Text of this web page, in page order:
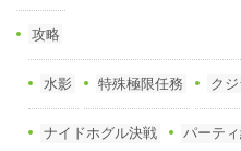
攻略
水影 特殊極限任務 ク
ナイドホグル決戦 パーテ